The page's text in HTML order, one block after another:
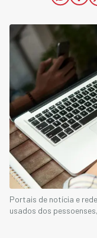
Portais de notícia e
usados dos